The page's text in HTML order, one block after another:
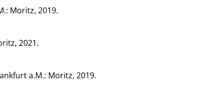
Moritz, 2019.
2021.
a.M.: Moritz, 2019.